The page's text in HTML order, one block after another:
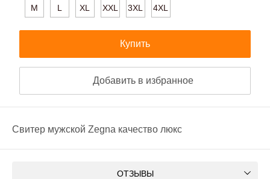
M L XL XXL 3XL 4XL
Купить
Добавить в избранное
Свитер мужской Zegna качество люкс
ОТЗЫВЫ